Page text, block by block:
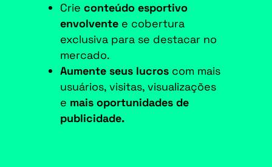
Crie conteúdo esportivo
envolventee cobertura
exclusiva para se destacar no
mercado.
Aumente seus lucros com mais
usuários, visitas, visualizações
e mais oportunidades de
publicidade.